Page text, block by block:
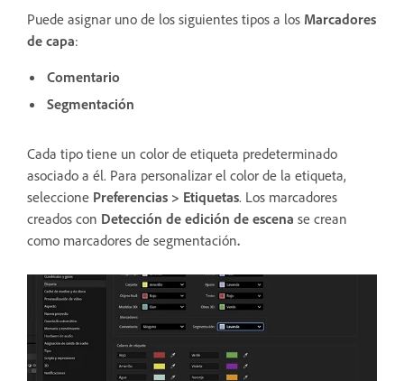
Puede asignar uno de los siguientes tipos a los Marcadores
de capa:
Comentario
Segmentación
Cada tipo tiene un color de etiqueta predeterminado
asociado a él. Para personalizar el color de la etiqueta,
seleccione Preferencias > Etiquetas. Los marcadores
creados con Detección de edición de escena se crean
como marcadores de segmentación.